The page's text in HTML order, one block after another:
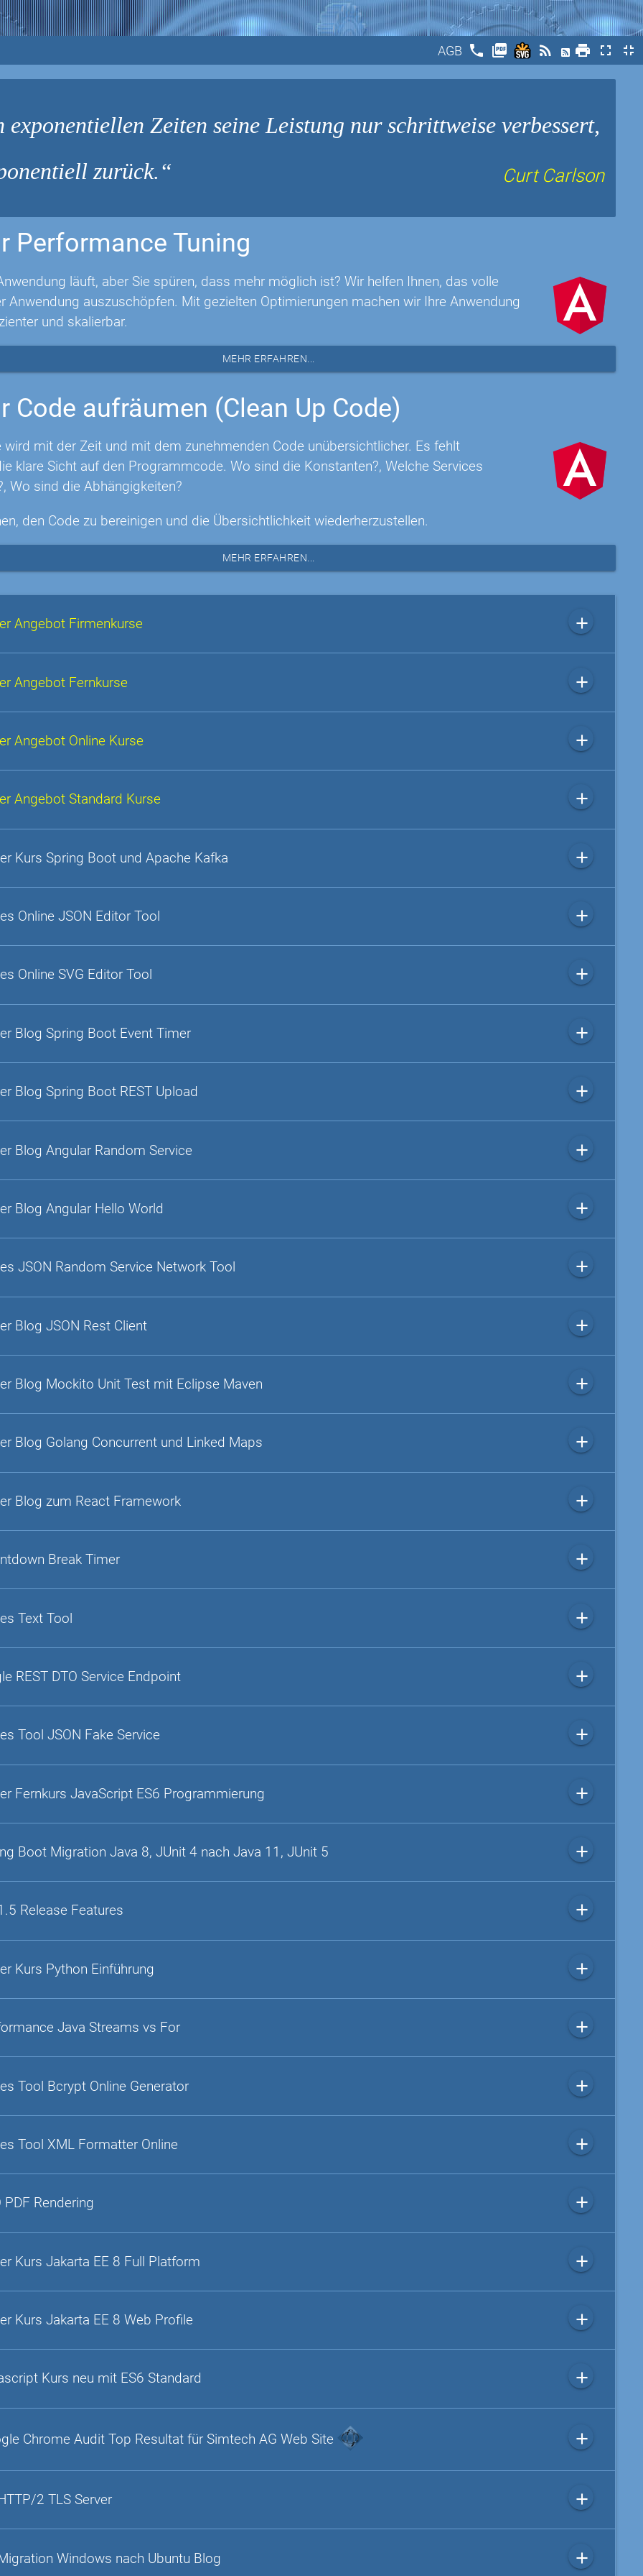
AGB phone picture_as_pdf rss_feed print fullscreen fullscreen_exit
exponentiellen Zeiten seine Leistung nur schrittweise verbessert,
zurück.
Curt Carlson
Performance Tuning
läuft, aber Sie spüren, dass mehr möglich ist? Wir helfen Ihnen, das volle
Anwendung auszuschöpfen. Mit gezielten Optimierungen machen wir Ihre Anwendung
und skalierbar.
MEHR ERFAHREN...
Code aufräumen (Clean Up Code)
wird mit der Zeit und mit dem zunehmenden Code unübersichtlicher. Es fehlt
klare Sicht auf den Programmcode. Wo sind die Konstanten?, Welche Services
Wo sind die Abhängigkeiten?
den Code zu bereinigen und die Übersichtlichkeit wiederherzustellen.
MEHR ERFAHREN...
Angebot Firmenkurse add
Angebot Fernkurse add
Angebot Online Kurse add
Angebot Standard Kurse add
Kurs Spring Boot und Apache Kafka add
Online JSON Editor Tool add
Online SVG Editor Tool add
Blog Spring Boot Event Timer add
Blog Spring Boot REST Upload add
Blog Angular Random Service add
Blog Angular Hello World add
JSON Random Service Network Tool add
Blog JSON Rest Client add
Blog Mockito Unit Test mit Eclipse Maven add
Blog Golang Concurrent und Linked Maps add
Blog zum React Framework add
Break Timer add
Text Tool add
REST DTO Service Endpoint add
Tool JSON Fake Service add
Fernkurs JavaScript ES6 Programmierung add
Boot Migration Java 8, JUnit 4 nach Java 11, JUnit 5 add
Release Features add
Kurs Python Einführung add
Java Streams vs For add
Tool Bcrypt Online Generator add
Tool XML Formatter Online add
PDF Rendering add
Kurs Jakarta EE 8 Full Platform add
Kurs Jakarta EE 8 Web Profile add
Kurs neu mit ES6 Standard add
Chrome Audit Top Resultat für Simtech AG Web Site add
2 TLS Server add
Windows nach Ubuntu Blog add